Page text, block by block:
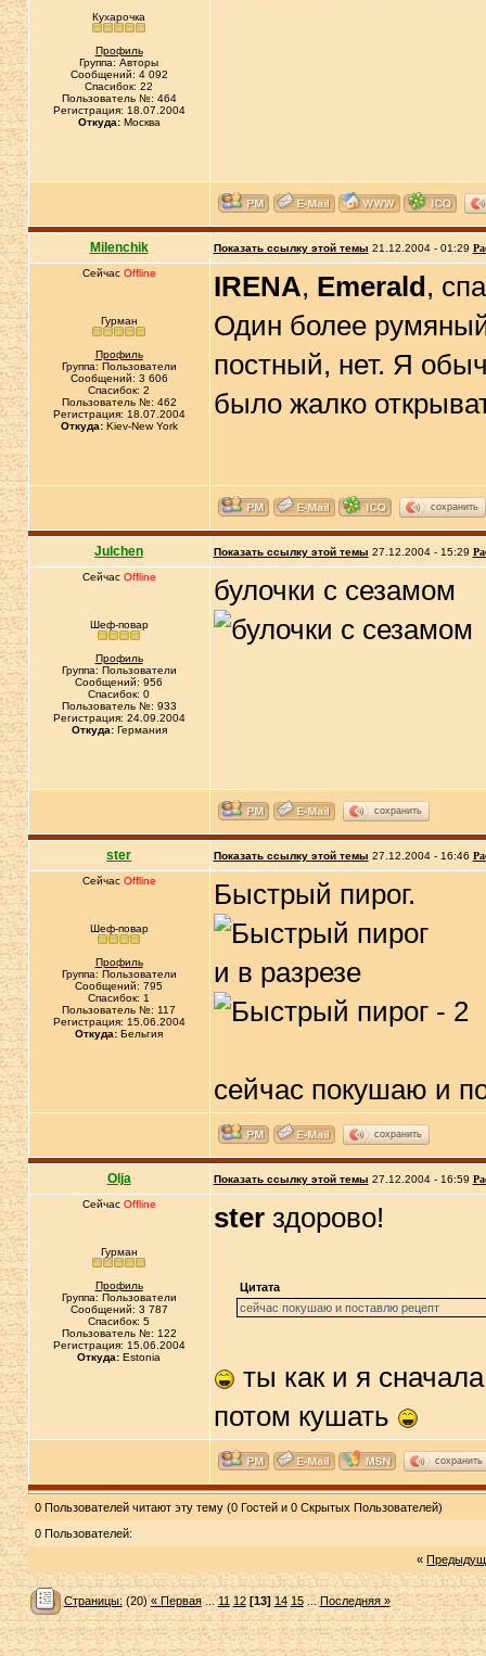
Кухарочка
Профиль
Группа: Авторы
Сообщений: 4 092
Спасибок: 22
Пользователь №: 464
Регистрация: 18.07.2004
Откуда:Москва
Milenchik Показать ссылку этой темы 21.12.2004 - 01:29
Сейчас Offline
Гурман
Профиль
Группа: Пользователи
Сообщений: 3 606
Спасибок: 2
Пользователь №: 462
Регистрация: 18.07.2004
Откуда:Kiev-New York
IRENA, Emerald,
Один более
постный, нет. Я
было жалко
сохранить
Julchen Показать ссылку этой темы 27.12.2004 - 15:29
Сейчас Offline
Шеф-повар
Профиль
Группа: Пользователи
Сообщений: 956
Спасибок: 0
Пользователь №: 933
Регистрация: 24.09.2004
Откуда:Германия
булочки с сезамом
сохранить
ster Показать ссылку этой темы 27.12.2004 - 16:46
Сейчас Offline
Шеф-повар
Профиль
Группа: Пользователи
Сообщений: 795
Спасибок: 1
Пользователь №: 117
Регистрация: 15.06.2004
Откуда: Бельгия
Быстрый пирог.
и в разрезе
сейчас покушаю и
сохранить
Olja Показать ссылку этой темы 27.12.2004 - 16:59
Сейчас Offline
Гурман
Профиль
Группа: Пользователи
Сообщений: 3 787
Спасибок: 5
Пользователь №: 122
Регистрация: 15.06.2004
Откуда: Estonia
sterздорово!
Цитата
сейчас покушаю и поставлю рецепт
ты как и я
потом кушать
сохранить
0 Пользователей читают эту тему (0 Гостей и 0 Скрытых Пользователей)
0 Пользователей:
«
Страницы:(20)« Первая...11 12 [13] 14 15...Последняя »